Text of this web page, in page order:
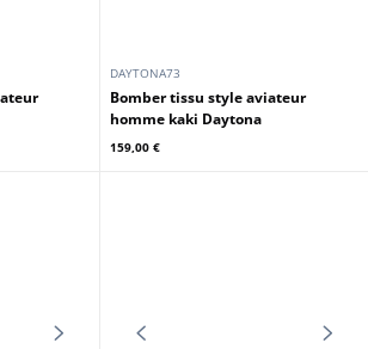
DAYTONA73
Parka longue homme militaire
Daytona 73